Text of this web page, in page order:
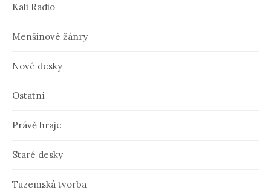
Kali Radio
Menšinové žánry
Nové desky
Ostatní
Právě hraje
Staré desky
Tuzemská tvorba